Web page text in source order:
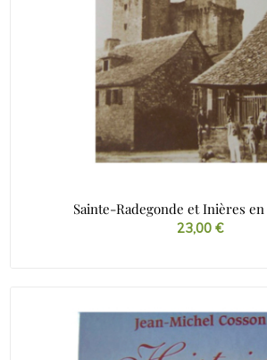
Sainte-Radegonde et Inières
23,00 €